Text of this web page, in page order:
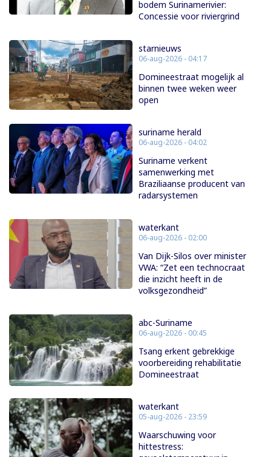
bodem Surinamerivier:
Concessie voor riviergrind
starnieuws
06-aug-2026 - 04:17
Domineestraat mogelijk al
binnen twee weken weer
open
suriname herald
06-aug-2026 - 04:02
Suriname verkent
samenwerking met
Braziliaanse producent van
radarsystemen
waterkant
06-aug-2026 - 02:00
Van Dijk-Silos over minister
VWA: “Zet een technocraat
die inzicht heeft in de
volksgezondheid”
abc-Suriname
06-aug-2026 - 00:45
Tsang erkent gebrekkige
voorbereiding rehabilitatie
Domineestraat
waterkant
05-aug-2026 - 23:59
Waarschuwing voor
hittestress: